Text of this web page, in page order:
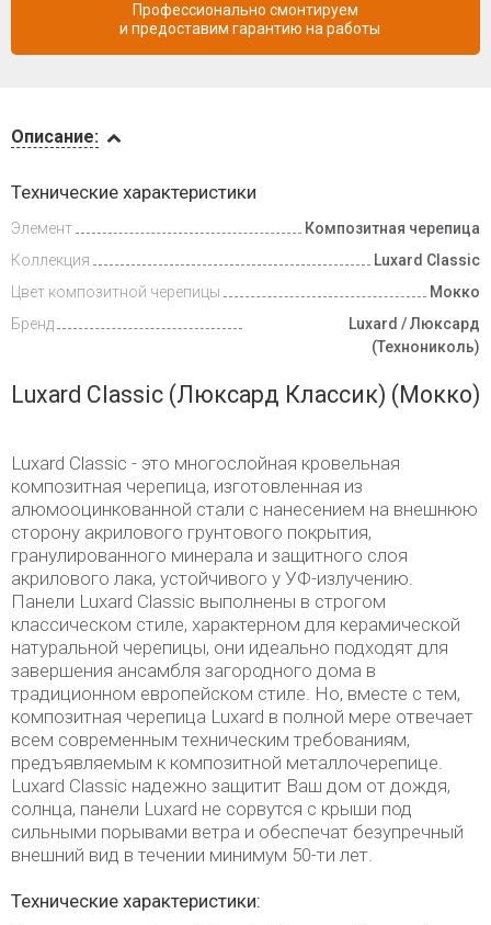
Видеообзоры
Доставка
Описание:
Технические характеристики
Элемент
Композитная черепица
Коллекция
Luxard Classic
Цвет композитной черепицы
Мокко
Бренд
Luxard / Люксард
(Технониколь)
Luxard Classiс (Люксард Классик) (Мокко)
Luxard Classiс - это многослойная кровельная
композитная черепица, изготовленная из
алюмооцинкованной стали с нанесением на внешнюю
сторону акрилового грунтового покрытия,
гранулированного минерала и защитного слоя
акрилового лака, устойчивого у УФ-излучению.
Панели Luxard Classiс выполнены в строгом
классическом стиле, характерном для керамической
натуральной черепицы, они идеально подходят для
завершения ансамбля загородного дома в
традиционном европейском стиле. Но, вместе с тем,
композитная черепица Luxard в полной мере отвечает
всем современным техническим требованиям,
предъявляемым к композитной металлочерепице.
Luxard Classiс надежно защитит Ваш дом от дождя,
солнца, панели Luxard не сорвутся с крыши под
сильными порывами ветра и обеспечат безупречный
внешний вид в течении минимум 50-ти лет.
Технические характеристики:
Профессионально смонтируем
и предоставим гарантию на работы